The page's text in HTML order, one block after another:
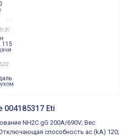
12-
390 220В
115
220
004185317 Eti
NH2C gG 200A/690V; Вес
способность ac (kA) 120;